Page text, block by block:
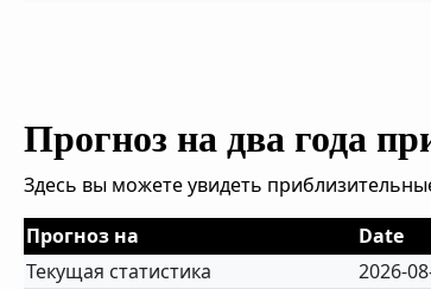
Прогноз на два года
Здесь вы можете увидеть
Прогноз на
Date
Текущая статистика
2026-